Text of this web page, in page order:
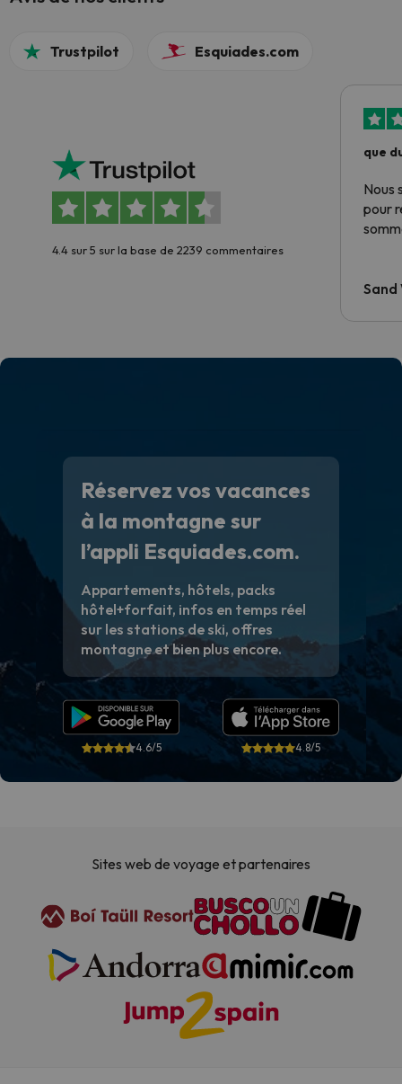
Trustpilot Esquiades.com
4.4 sur 5 sur la base de 2239 commentaires
que
Nous
pour
Sand
Réservez vos vacances
à la montagne sur
l’appli Esquiades.com.
Appartements, hôtels, packs
hôtel+forfait, infos en temps réel
sur les stations de ski, offres
montagne et bien plus encore.
4.6/5 4.8/5
Sites web de voyage et partenaires